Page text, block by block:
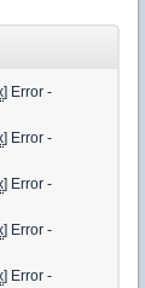
] Error -
] Error -
] Error -
] Error -
] Error -